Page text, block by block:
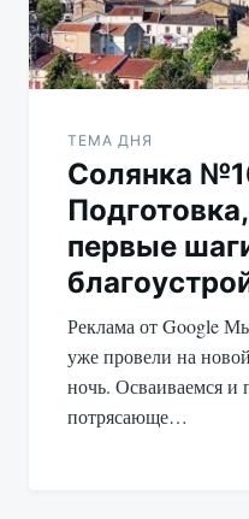
ТЕМА ДНЯ
Солянка
первые
Реклама от Google
уже провели на
ночь. Осваиваемся и
потрясающе…